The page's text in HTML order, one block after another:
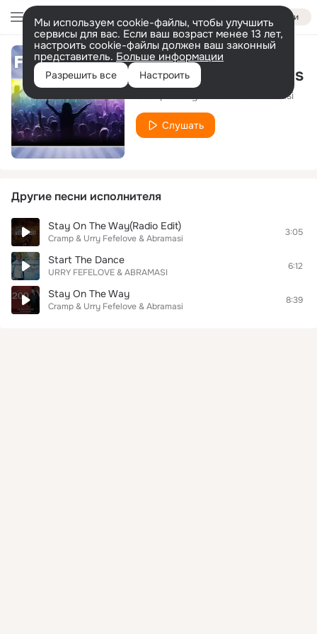
Войти
Мы используем cookie-файлы, чтобы улучшить
сервисы для вас. Если ваш возраст менее 13 лет,
настроить cookie-файлы должен ваш законный
представитель. Больше информации
Разрешить все Настроить
Destroy the Zombies
Cramp & Urry Fefelove & Abramasi
Слушать
Другие песни исполнителя
Stay On The Way(Radio Edit)
Cramp & Urry Fefelove & Abramasi
3:05
Start The Dance
URRY FEFELOVE & ABRAMASI
6:12
Stay On The Way
Cramp & Urry Fefelove & Abramasi
8:39